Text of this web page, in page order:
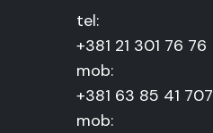
tel:
+381 21 301 76 76
mob:
+381 63 85 41 707
mob: